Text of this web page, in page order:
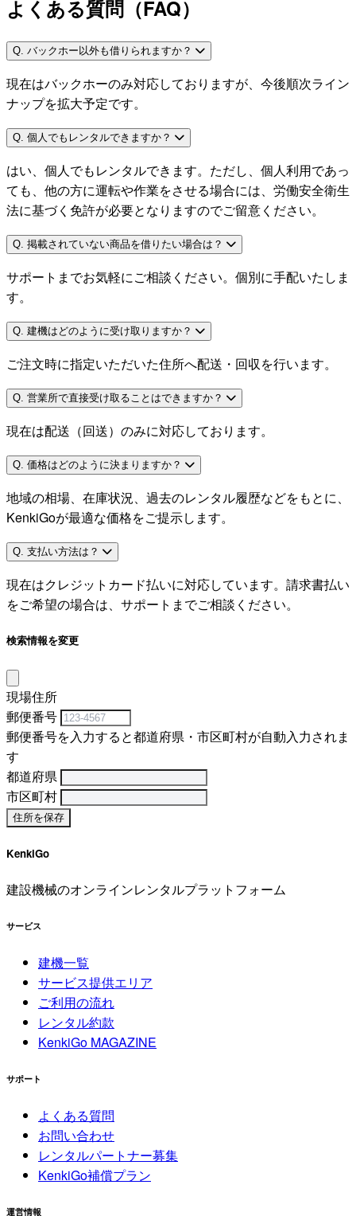
よくある質問（FAQ）
Q. バックホー以外も借りられますか？
現在はバックホーのみ対応しておりますが、今後順次ライン
ナップを拡大予定です。
Q. 個人でもレンタルできますか？
はい、個人でもレンタルできます。ただし、個人利用であっ
ても、他の方に運転や作業をさせる場合には、労働安全衛生
法に基づく免許が必要となりますのでご留意ください。
Q. 掲載されていない商品を借りたい場合は？
サポートまでお気軽にご相談ください。個別に手配いたしま
す。
Q. 建機はどのように受け取りますか？
ご注文時に指定いただいた住所へ配送・回収を行います。
Q. 営業所で直接受け取ることはできますか？
現在は配送（回送）のみに対応しております。
Q. 価格はどのように決まりますか？
地域の相場、在庫状況、過去のレンタル履歴などをもとに、
KenkiGoが最適な価格をご提示します。
Q. 支払い方法は？
現在はクレジットカード払いに対応しています。請求書払い
をご希望の場合は、サポートまでご相談ください。
検索情報を変更
現場住所
郵便番号
郵便番号を入力すると都道府県・市区町村が自動入力されま
す
都道府県
市区町村
KenkiGo
建設機械のオンラインレンタルプラットフォーム
サービス
建機一覧
サービス提供エリア
ご利用の流れ
レンタル約款
KenkiGo MAGAZINE
サポート
よくある質問
お問い合わせ
レンタルパートナー募集
KenkiGo補償プラン
運営情報